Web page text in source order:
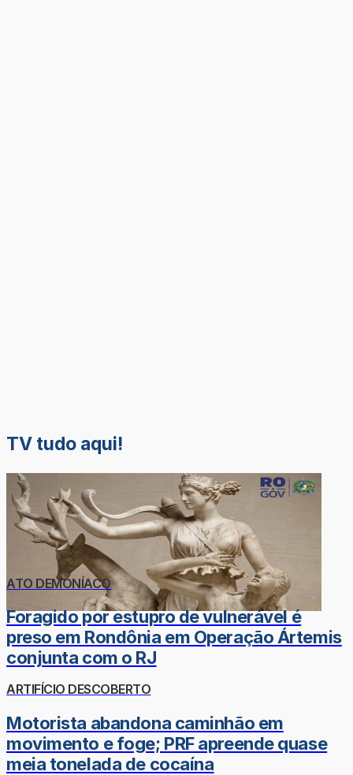
TV tudo aqui!
ATO DEMONÍACO
Foragido por estupro de vulnerável é
preso em Rondônia em Operação Ártemis
conjunta com o RJ
ARTIFÍCIO DESCOBERTO
Motorista abandona caminhão em
movimento e foge; PRF apreende quase
meia tonelada de cocaína